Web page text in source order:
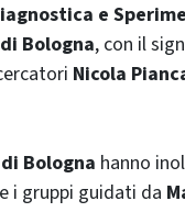
e
Bologna, con il
Nicola
Bologna hanno
i gruppi guidati da